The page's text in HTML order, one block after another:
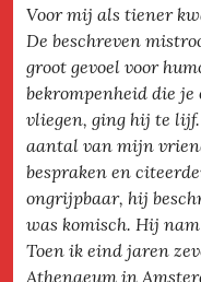
Voor mij als tiener
De beschreven
groot gevoel voor
bekrompenheid die
vliegen, ging hij te
aantal van mijn
bespraken en
ongrijpbaar, hij
was komisch. Hij
Toen ik eind jaren
Athenaeum in